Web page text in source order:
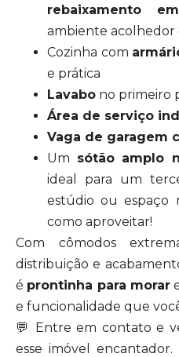
rebaixamento
ambiente acolhedor
Cozinha com
e prática
Lavabo no primeiro
Área de serviço
Vaga de garagem
Um sótão amplo
ideal para um
estúdio ou espaço
como aproveitar!
Com cômodos
distribuição e
é prontinha para morar
e funcionalidade que
💬 Entre em contato e
esse imóvel